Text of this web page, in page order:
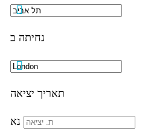
נחיתה ב
תאריך יציאה
נא